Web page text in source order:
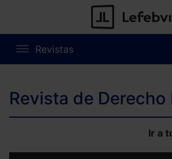
Revistas
Revista de Derecho
Ir a